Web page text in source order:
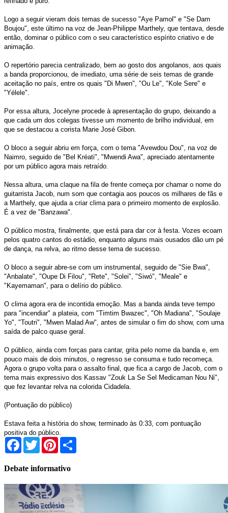
Logo a seguir vieram dois temas de sucesso "Aye Pamol" e "Se Dam
Boujou", este último na voz de Jean-Philippe Marthely, que tentava, desde
então, dominar o público com o seu característico espírito criativo e de
animação.
O repertório parecia centralizado, bem ao gosto dos angolanos, aos quais
a banda proporcionou, de imediato, uma série de seis temas de grande
aceitação no país, entre os quais "Di Mwen", "Ou Le", "Kole Sere" e
"Yélele".
Por essa altura, Jocelyne procede à apresentação do grupo, deixando a
que cada um dos colegas tivesse um momento de brilho individual, em
que se destacou a corista Marie José Gibon.
O bloco a seguir abriu em força, com o tema "Avewdou Dou", na voz de
Naimro, seguido de "Bel Kréati", "Mwendi Awa", apreciado atentamente
por um público agora mais retraído.
Nessa altura, uma claque na fila de frente começa por chamar o nome do
guitarrista Jacob, num som que contagia aos poucos os milhares de fãs e
a Marthely, que ajuda a criar clima para o primeiro momento de explosão.
É a vez de "Banzawa".
O público mostra, finalmente, que está para dar cor à festa. Vozes ecoam
pelos quatro cantos do estádio, enquanto alguns mais ousados dão um pé
de dança, na relva, ao ritmo desse tema de sucesso.
O bloco a seguir abre-se com um instrumental, seguido de "Sie Bwa",
"Anbalate", "Oupe Di Filou", "Rete", "Solei", "Siwó", "Meale" e
"Kayemaman", para o delírio do público.
O clima agora era de incontida emoção. Mas a banda ainda teve tempo
para "incendiar" a plateia, com "Timtim Bwazec", "Oh Madiana", "Soulaje
Yo", "Toutri", "Mwen Malad Aw", antes de simular o fim do show, com uma
saída de palco quase geral.
O público, ainda com forças para cantar, grita pelo nome da banda e, em
pouco mais de dois minutos, o regresso se consuma e tudo recomeça.
Agora o grupo volta para o assalto final, que fica a cargo de Jacob, com o
tema mais expressivo dos Kassav "Zouk La Se Sel Medicaman Nou Ni",
que fez levantar relva na colorida Cidadela.
(Pontuação do público)
Estava feita a história do show, terminado às 0:33, com pontuação
positiva do público.
Facebook
TwitterPinterest
Debate informativo